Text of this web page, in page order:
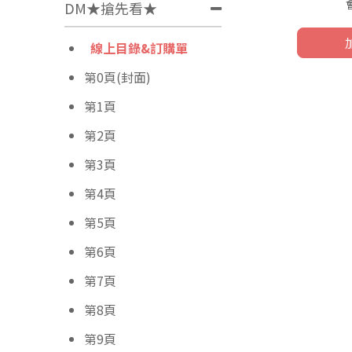
DM★搶先看★
線上目錄&訂購單
第0頁(封面)
第1頁
第2頁
第3頁
第4頁
第5頁
第6頁
第7頁
第8頁
第9頁